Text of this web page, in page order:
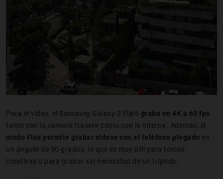
Para el vídeo, el Samsung Galaxy Z Flip6 graba en 4K a 60 fps
tanto con la cámara trasera como con la interna. Además, el
modo Flex permite grabar vídeos con el teléfono plegado en
un ángulo de 90 grados, lo que es muy útil para tomas
creativas o para grabar sin necesidad de un trípode.